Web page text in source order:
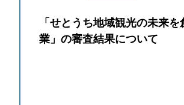
「せとうち地域観光の未来
業」の審査結果について